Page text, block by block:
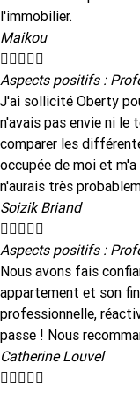
l'immobilier.
Maikou

Aspects positifs :
J'ai sollicité Oberty
n'avais pas envie ni le
comparer les
occupée de moi et
n'aurais très
Soizik Briand

Aspects positifs :
Nous avons fais
appartement et son
professionnelle,
passe ! Nous
Catherine Louvel
